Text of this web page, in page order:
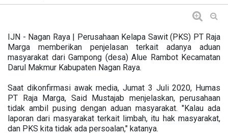
IJN - Nagan Raya | Perusahaan Kelapa Sawit (PKS) PT Raja
Marga memberikan penjelasan terkait adanya aduan
masyarakat dari Gampong (desa) Alue Rambot Kecamatan
Darul Makmur Kabupaten Nagan Raya.
Saat dikonfirmasi awak media, Jumat 3 Juli 2020, Humas
PT Raja Marga, Said Mustajab menjelaskan, perusahaan
tidak ambil pusing dengan aduan masyarakat. "Kalau ada
laporan dari masyarakat terkait limbah, itu hak masyarakat,
dan PKS kita tidak ada persoalan," katanya.